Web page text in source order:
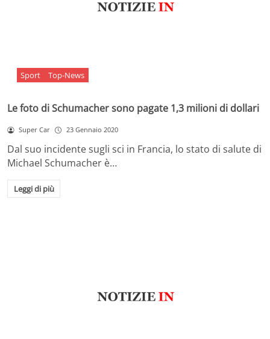
Sport Top-News
Le foto di Schumacher sono pagate 1,3 milioni di dollari
Super Car 23 Gennaio 2020
Dal suo incidente sugli sci in Francia, lo stato di salute di
Michael Schumacher è…
Leggi di più